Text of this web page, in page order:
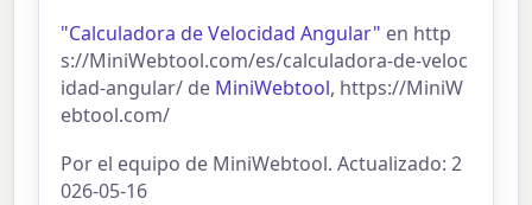
"Calculadora de Velocidad Angular" en http
s://MiniWebtool.com/es/calculadora-de-veloc
idad-angular/ de MiniWebtool, https://MiniW
ebtool.com/
Por el equipo de MiniWebtool. Actualizado: 2
026-05-16